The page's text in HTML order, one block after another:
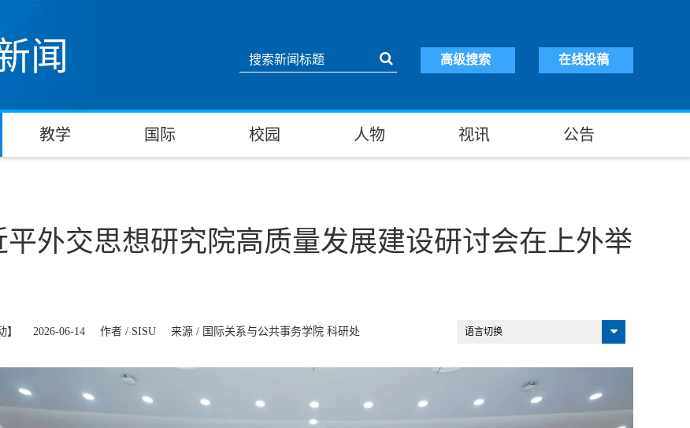
闻 在线投稿
高级搜索
教学 国际 校园 人物 视讯 公告
平外交思想研究院高质量发展建设研讨会在上外举
】 2026-06-14 作者 / SISU 来源 / 国际关系与公共事务学院 科研处 语言切换